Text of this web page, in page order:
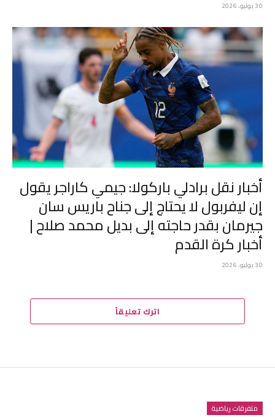
30 يوليو، 2026
أخبار نقل برادلي باركولا: جيمي كاراجر يقول
إن ليفربول لا يحتاج إلى جناح باريس سان
جيرمان بقدر حاجته إلى بديل محمد صلاح |
أخبار كرة القدم
30 يوليو، 2026
اترك تعليقاً
متفرقات رياضية